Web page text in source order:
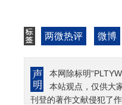
两微热评 微博
本网除标明
本站观点，仅供大
刊登的著作文献侵犯了